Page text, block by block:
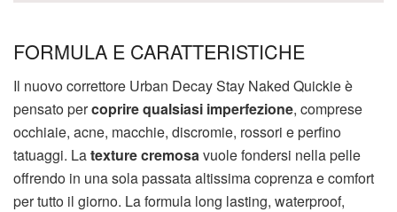
FORMULA E CARATTERISTICHE
Il nuovo correttore Urban Decay Stay Naked Quickie è
pensato percoprire qualsiasi imperfezione, comprese
occhiaie, acne, macchie, discromie, rossori e perfino
tatuaggi. Latexture cremosa vuole fondersi nella pelle
offrendo in una sola passata altissima coprenza e comfort
per tutto il giorno. La formula long lasting, waterproof,